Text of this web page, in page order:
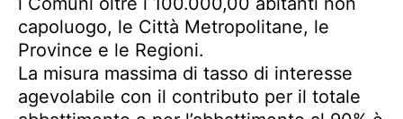
capoluogo, le Città Metropolitane, le
Province e le Regioni.
La misura massima di tasso di interesse
agevolabile con il contributo per il totale